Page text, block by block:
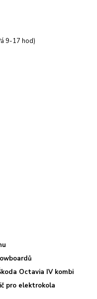
9-17 hod)
Octavia IV kombi
pro elektrokola